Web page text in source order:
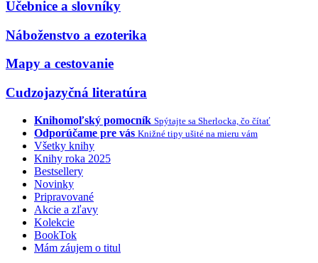
Učebnice a slovníky
Náboženstvo a ezoterika
Mapy a cestovanie
Cudzojazyčná literatúra
Knihomoľský pomocník Spýtajte sa Sherlocka, čo čítať
Odporúčame pre vás Knižné tipy ušité na mieru vám
Všetky knihy
Knihy roka 2025
Bestsellery
Novinky
Pripravované
Akcie a zľavy
Kolekcie
BookTok
Mám záujem o titul